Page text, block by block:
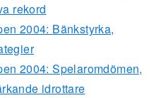
rekord
2004: Bänkstyrka,
2004: Spelaromdömen,
idrottare